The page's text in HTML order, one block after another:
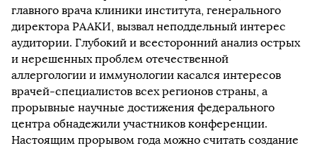
главного врача клиники института, генерального
директора РААКИ, вызвал неподдельный интерес
аудитории. Глубокий и всесторонний анализ острых
и нерешенных проблем отечественной
аллергологии и иммунологии касался интересов
врачей-специалистов всех регионов страны, а
прорывные научные достижения федерального
центра обнадежили участников конференции.
Настоящим прорывом года можно считать создание